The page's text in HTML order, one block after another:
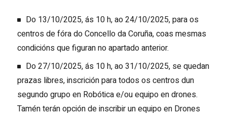
Do 13/10/2025, ás 10 h, ao 24/10/2025, para os
centros de fóra do Concello da Coruña, coas mesmas
condicións que figuran no apartado anterior.
Do 27/10/2025, ás 10 h, ao 31/10/2025, se quedan
prazas libres, inscrición para todos os centros dun
segundo grupo en Robótica e/ou equipo en drones.
Tamén terán opción de inscribir un equipo en Drones